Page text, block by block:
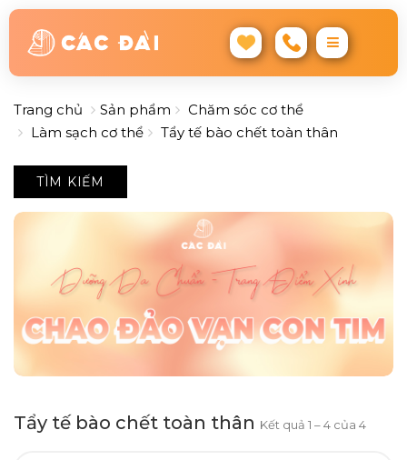
Trang chủ Sản phẩm
Chăm sóc cơ thể
Làm sạch cơ thể
Tẩy tế bào chết toàn thân
TÌM KIẾM
Tẩy tế bào chết toàn thân Kết quả 1 – 4 của 4